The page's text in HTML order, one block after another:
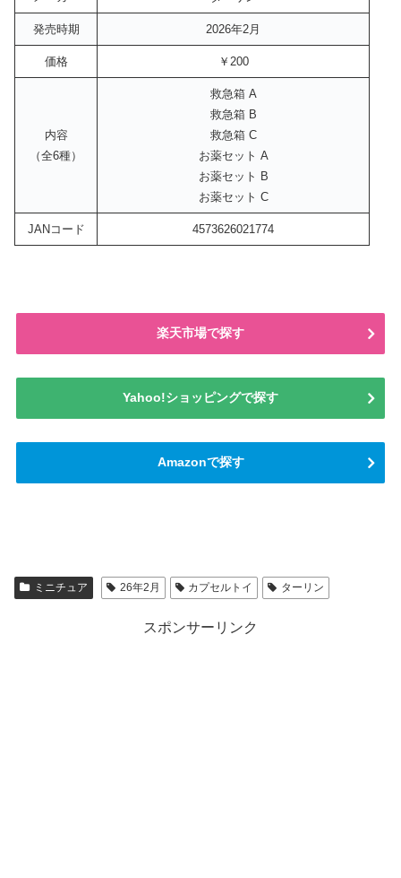
発売時期 2026年2月
価格 ￥200
内容
（全6種）
救急箱 A
救急箱 B
救急箱 C
お薬セット A
お薬セット B
お薬セット C
JANコード 4573626021774
楽天市場で探す
Yahoo!ショッピングで探す
Amazonで探す
ミニチュア 26年2月 カプセルトイ ターリン
スポンサーリンク